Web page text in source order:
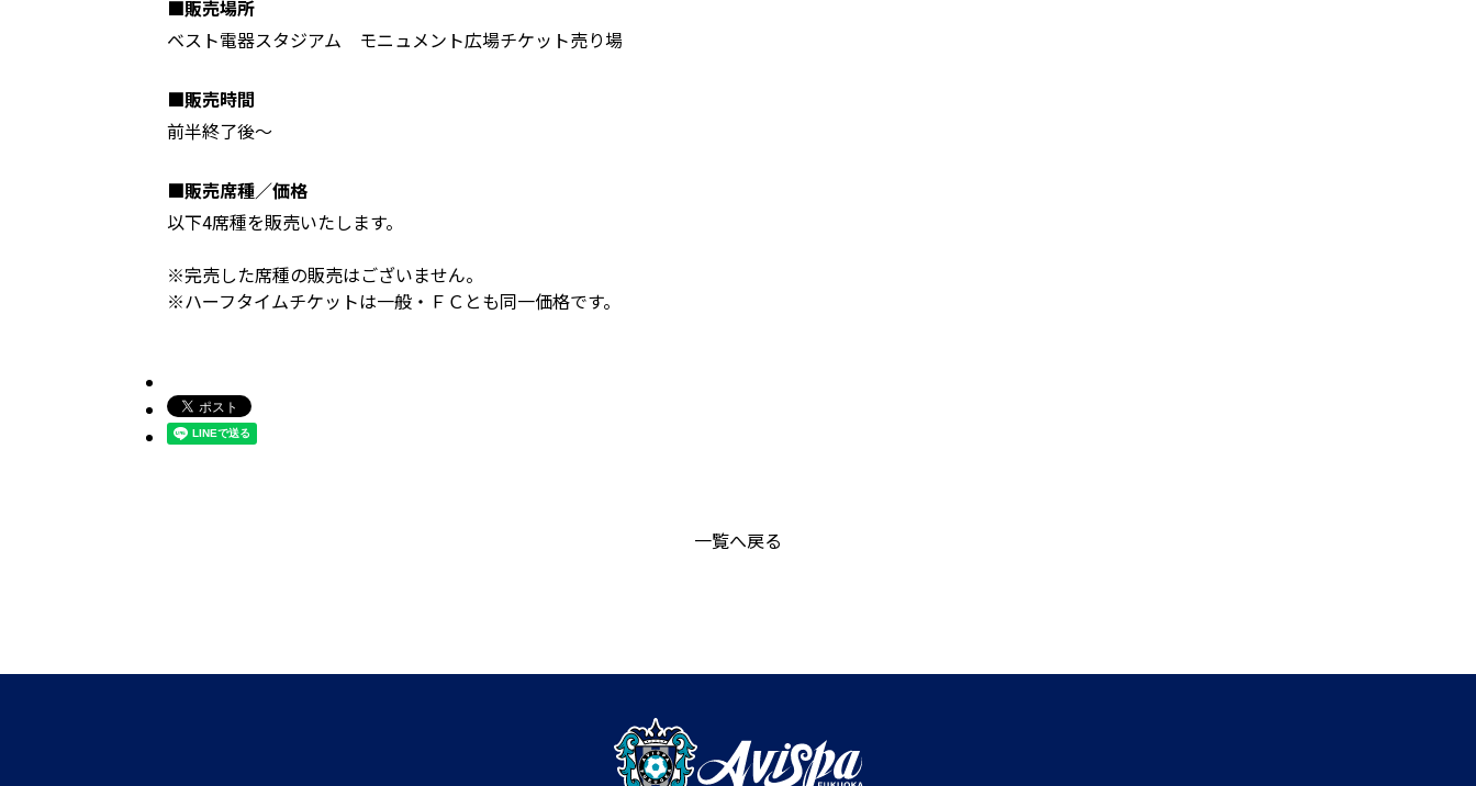
■販売場所
ベスト電器スタジアム モニュメント広場チケット売り場
■販売時間
前半終了後～
■販売席種／価格
以下4席種を販売いたします。
※完売した席種の販売はございません。
※ハーフタイムチケットは一般・ＦＣとも同一価格です。
一覧へ戻る